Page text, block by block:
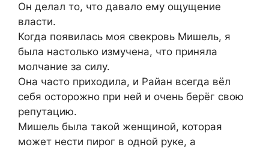
Он делал то, что давало ему ощущение
власти.
Когда появилась моя свекровь Мишель, я
была настолько измучена, что приняла
молчание за силу.
Она часто приходила, и Райан всегда вёл
себя осторожно при ней и очень берёг свою
репутацию.
Мишель была такой женщиной, которая
может нести пирог в одной руке, а